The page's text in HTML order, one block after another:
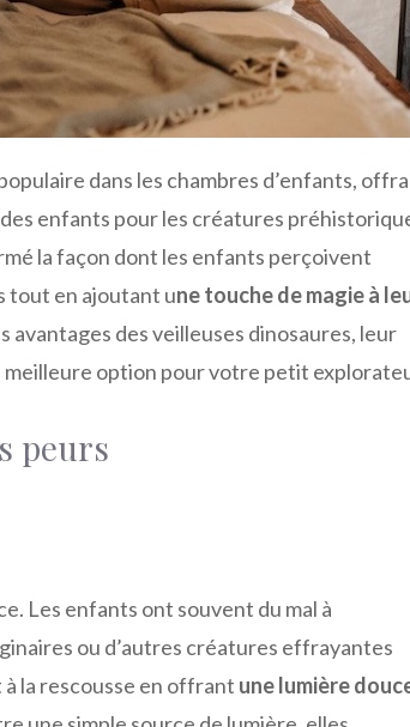
dans les chambres d’enfants,
enfants pour les créatures
la façon dont les enfants perçoivent
tout en ajoutant une touche de magie à
avantages des veilleuses dinosaures, leur
meilleure option pour votre petit
peurs
Les enfants ont souvent du mal à
ou d’autres créatures effrayantes
la rescousse en offrant une lumière